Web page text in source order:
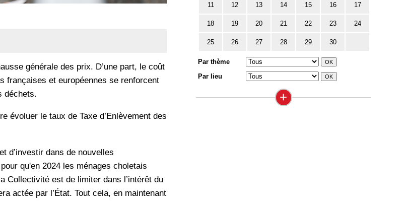
générale des prix. D’une part, le coût
françaises et européennes se renforcent
déchets.
évoluer le taux de Taxe d’Enlèvement des
d’investir dans de nouvelles
qu'en 2024 les ménages choletais
Collectivité est de limiter dans l’intérêt du
actée par l’État. Tout cela, en maintenant
11 12 13 14 15 16 17
18 19 20 21 22 23 24
25 26 27 28 29 30
Par thème
Par lieu
+